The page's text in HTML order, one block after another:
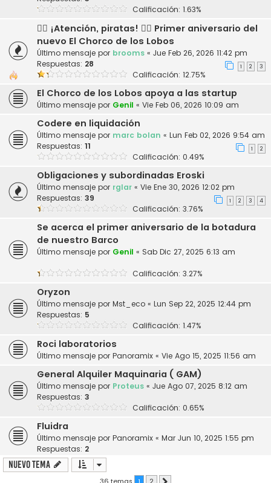
Calificación: 1.63%
🏴‍☠️ ¡Atención, piratas! 🏴‍☠️ Primer aniversario del
nuevo El Chorco de los Lobos
Último mensaje por brooms « Jue Feb 26, 2026 11:42 pm
Respuestas: 28 1 2 3
Calificación: 12.75%
El Chorco de los Lobos apoya a las startup
Último mensaje por Genil « Vie Feb 06, 2026 10:09 am
Codere en liquidación
Último mensaje por marc bolan « Lun Feb 02, 2026 9:54 am
Respuestas: 11 1 2
Calificación: 0.49%
Obligaciones y subordinadas Eroski
Último mensaje por rglar « Vie Ene 30, 2026 12:02 pm
Respuestas: 39 1 2 3 4
Calificación: 3.76%
Se acerca el primer aniversario de la botadura
de nuestro Barco
Último mensaje por Genil « Sab Dic 27, 2025 6:13 am
Calificación: 3.27%
Oryzon
Último mensaje por Mst_eco « Lun Sep 22, 2025 12:44 pm
Respuestas: 5
Calificación: 1.47%
Roci laboratorios
Último mensaje por Panoramix « Vie Ago 15, 2025 11:56 am
General Alquiler Maquinaria ( GAM)
Último mensaje por Proteus « Jue Ago 07, 2025 8:12 am
Respuestas: 3
Calificación: 0.65%
Fluidra
Último mensaje por Panoramix « Mar Jun 10, 2025 1:55 pm
Respuestas: 2
Nuevo Tema
36 temas 1 2